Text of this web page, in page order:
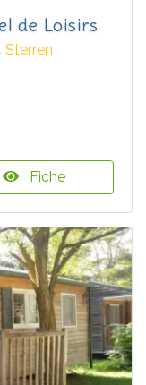
de Loisirs
Sterren
Fiche